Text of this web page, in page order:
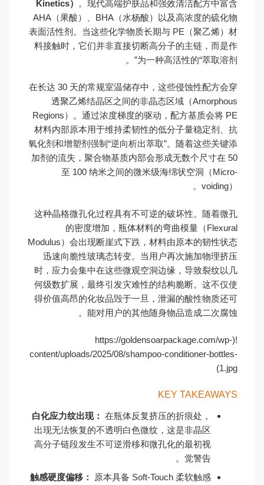
Kinetics）
。现代高端护肤品和强效清洁配方中富含
AHA（果酸）、BHA（水杨酸）以及高浓度的硫化物
表面活性剂。当这些化学物质长期与 PE（聚乙烯）材
料接触时，它们并非直接切断高分子的主链，而是作
为一种高活性的“萃取溶剂”。
在长达 30 天的常规室温储存中，这些侵蚀性配方会穿
透聚乙烯结晶区之间的非晶态区域（Amorphous
Regions）。通过浓度梯度的驱动，配方基质会将 PE
材料内部原本用于维持柔韧性的低分子量稳定剂、抗
氧化剂和增塑剂强制“逆向析出萃取”。随着这些关键添
加剂的流失，聚合物基质内部会形成无数个尺寸在 50
至 100 纳米之间的微米级海绵状空洞（Micro-
voiding）。
这种晶格微孔化过程具有不可逆的破坏性。随着微孔
的密度增加，瓶体材料的弯曲模量（Flexural
Modulus）会出现断崖式下跌，材料由原本的韧性状态
迅速向脆性玻璃态转变。当用户再次施加物理挤压
时，应力会集中在这些微观空洞边缘，导致裂纹以几
何级数扩展，最终引发灾难性的结构脆断。这不仅使
得价值高昂的化妆品毁于一旦，泄漏的酸性物质还可
能对用户的其他随身物品造成二次腐蚀。
!(https://goldensoarpackage.com/wp-
content/uploads/2025/08/shampoo-conditioner-bottles-
1.jpg)
KEY TAKEAWAYS
白化应力纹出现： 在瓶体反复挤压的折痕处，
出现无法恢复的不透明白色微纹，这是非晶区
高分子链段发生不可逆滑移和微孔化的最初视
觉警告。
触感硬度偏移：
原本具备 Soft-Touch 柔软触感